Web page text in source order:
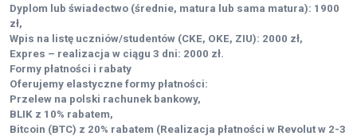
Dyplom lub świadectwo (średnie, matura lub sama matura): 1900
zł,
Wpis na listę uczniów/studentów (CKE, OKE, ZIU): 2000 zł,
Expres – realizacja w ciągu 3 dni: 2000 zł.
Formy płatności i rabaty
Oferujemy elastyczne formy płatności:
Przelew na polski rachunek bankowy,
BLIK z 10% rabatem,
Bitcoin (BTC) z 20% rabatem (Realizacja płatności w Revolut w 2-3